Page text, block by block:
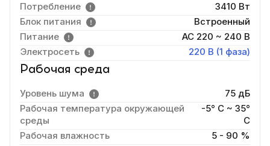
Потребление
3410 Вт
Блок питания
Встроенный
Питание
AC 220 ~ 240 В
Электросеть
220 В (1 фаза)
Рабочая среда
Уровень шума
75 дБ
Рабочая температура окружающей
среды
-5° C ~ 35°
C
Рабочая влажность
5 - 90 %